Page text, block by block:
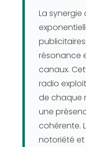
La
résonance
canaux.
radio
de chaque
une
cohérente.
notoriété et